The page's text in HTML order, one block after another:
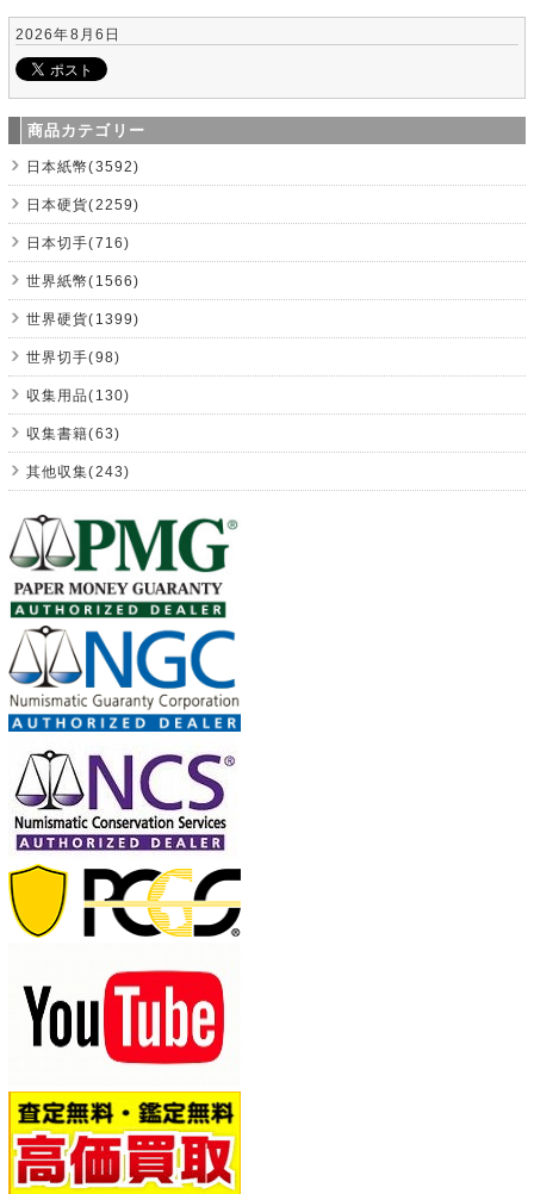
2026年8月6日
商品カテゴリー
日本紙幣(3592)
日本硬貨(2259)
日本切手(716)
世界紙幣(1566)
世界硬貨(1399)
世界切手(98)
収集用品(130)
収集書籍(63)
其他収集(243)